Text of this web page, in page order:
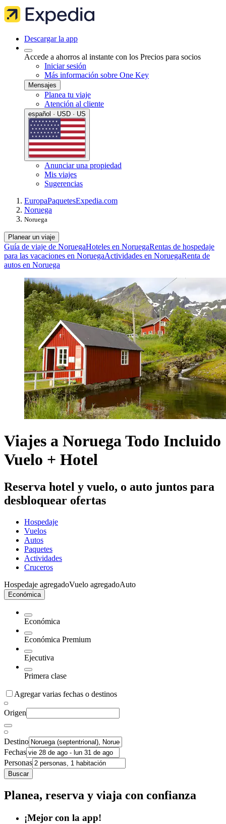
Descargar la app
Accede a ahorros al instante con los Precios para socios
Iniciar sesión
Más información sobre One Key
Mensajes
Planea tu viaje
Atención al cliente
español · USD · US
Anunciar una propiedad
Mis viajes
Sugerencias
EuropaPaquetesExpedia.com
Noruega
Noruega
Planear un viaje
Guía de viaje de NoruegaHoteles en NoruegaRentas de hospedaje
para las vacaciones en NoruegaActividades en NoruegaRenta de
autos en Noruega
Viajes a Noruega Todo Incluido
Vuelo + Hotel
Reserva hotel y vuelo, o auto juntos para
desbloquear ofertas
Hospedaje
Vuelos
Autos
Paquetes
Actividades
Cruceros
Hospedaje agregadoVuelo agregadoAuto
Económica
Económica
Económica Premium
Ejecutiva
Primera clase
Agregar varias fechas o destinos
Origen
Destino
Fechas
Personas
Buscar
Planea, reserva y viaja con confianza
¡Mejor con la app!